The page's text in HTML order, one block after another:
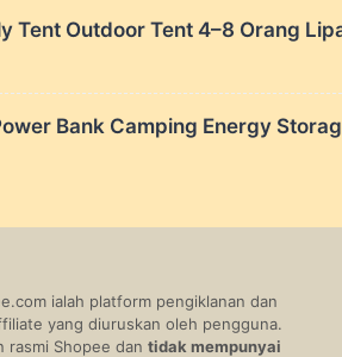
Outdoor Tent 4–8 Orang
Bank Camping Energy
ialah platform pengiklanan dan
yang diuruskan oleh pengguna.
rasmi Shopee dan tidak mempunyai